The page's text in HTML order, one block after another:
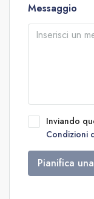
Messaggio
Inviando
Condizioni
Pianifica